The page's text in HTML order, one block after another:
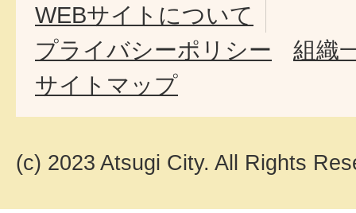
WEBサイトについて
プライバシーポリシー
組織
サイトマップ
(c) 2023 Atsugi City. All Rights